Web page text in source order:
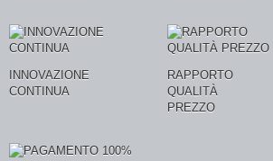
INNOVAZIONE
CONTINUA
RAPPORTO
QUALITÀ
PREZZO